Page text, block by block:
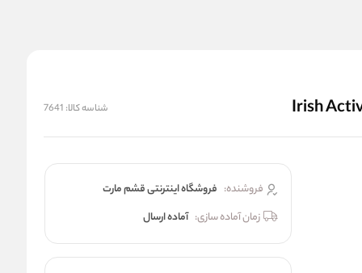
شناسه کالا: 7641
فروشنده: فروشگاه اینترنتی قشم مارت
زمان آماده سازی: آماده ارسال